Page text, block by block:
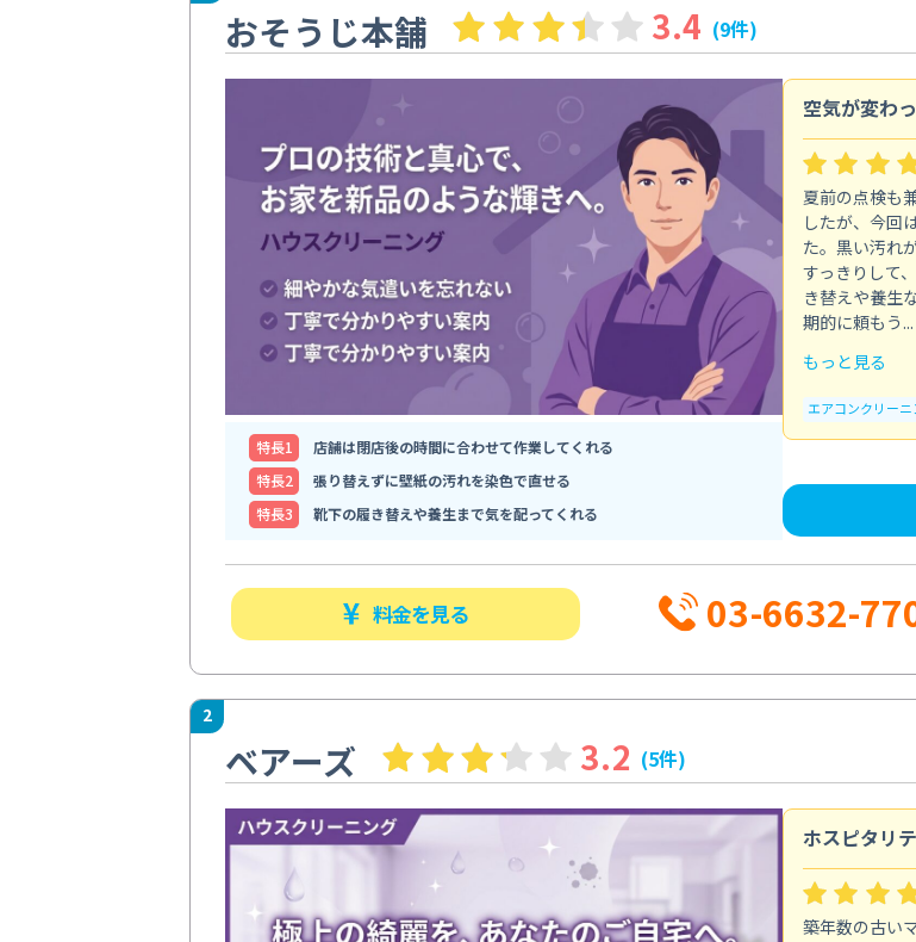
おそうじ本舗 3.4 (9件)
特⻑1
店舗は閉店後の時間に合わせて作業してくれる
特⻑2
張り替えずに壁紙の汚れを染色で直せる
特⻑3
靴下の履き替えや養生まで気を配ってくれる
空気が変わ
夏前の点検も
したが、今回
た。黒い汚れ
すっきりして
き替えや養生
期的に頼もう...
もっと見る
エアコンクリーニ
料金を見る 03-6632-
2
ベアーズ 3.2 (5件)
ホスピタリ
築年数の古い